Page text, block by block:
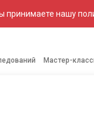
принимаете нашу
Мастер-